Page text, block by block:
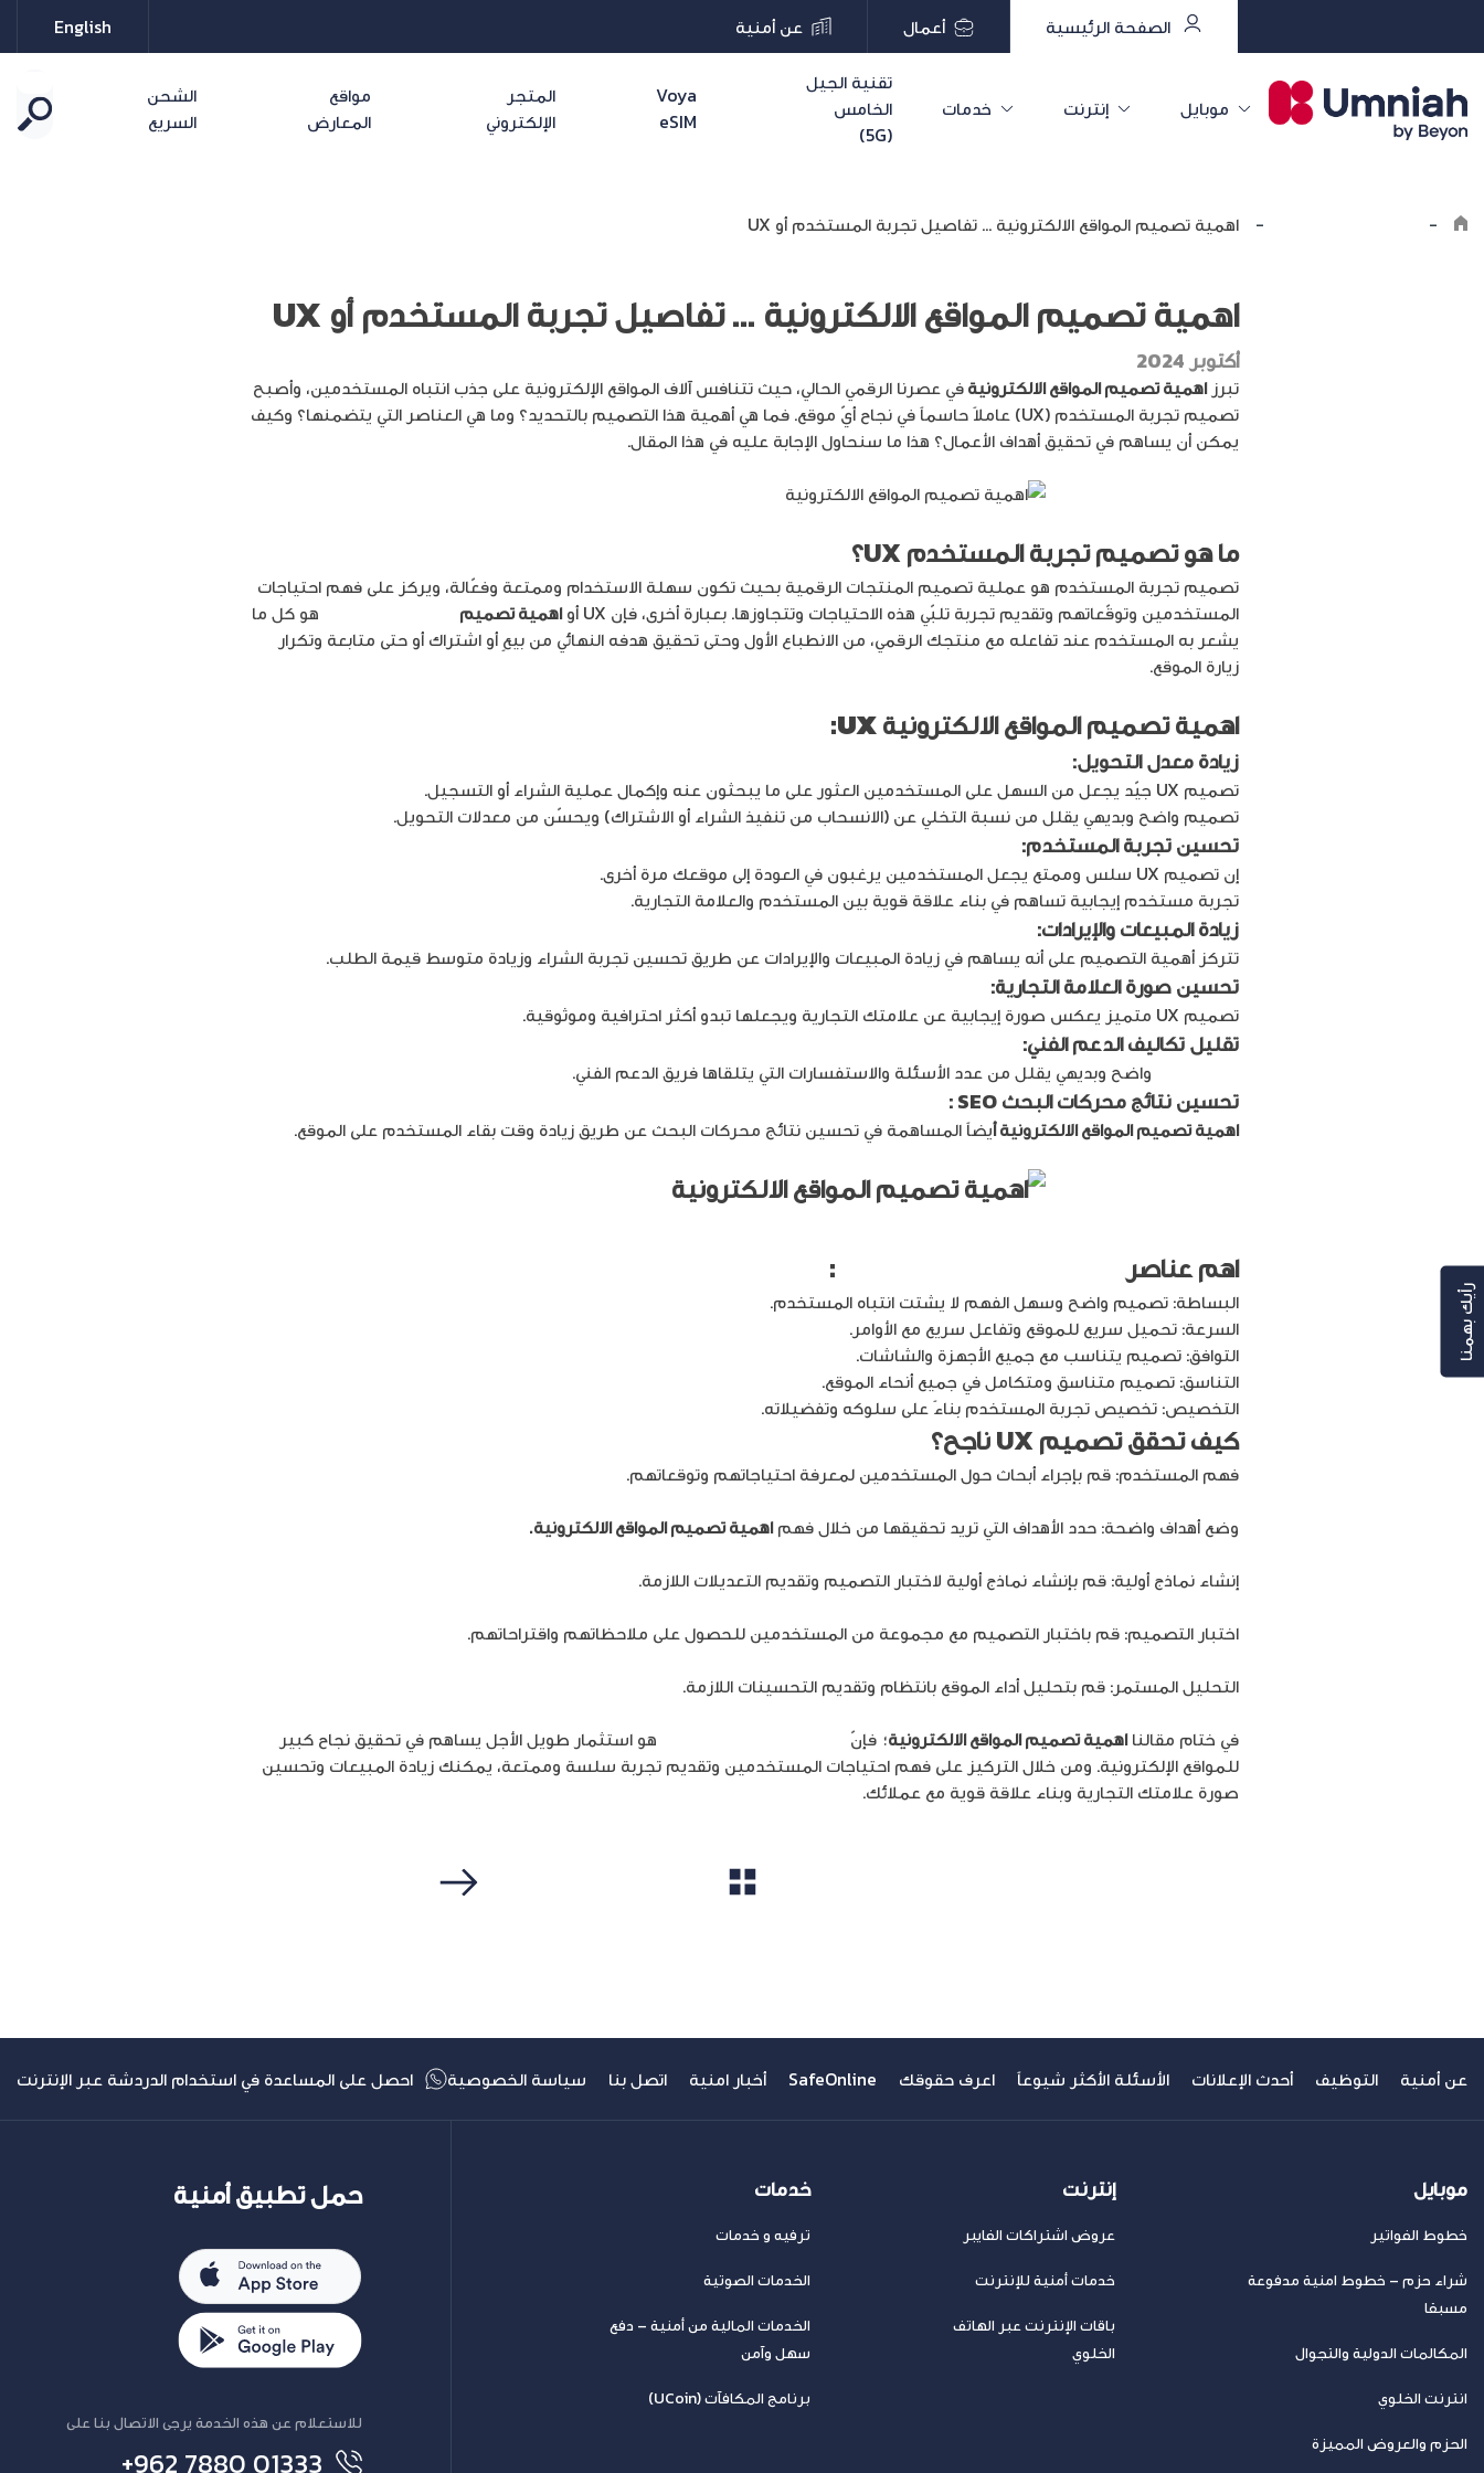
الصفحة الرئيسية أعمال عن أمنية English
موبايل إنترنت خدمات
تقنية الجيل
الخامس
(5G)
Voya
eSIM
المتجر
الإلكتروني
مواقع
المعارض
الشحن
السريع
-
- اهمية تصميم المواقع الالكترونية … تفاصيل تجربة المستخدم أو UX
اهمية تصميم المواقع الالكترونية … تفاصيل تجربة المستخدم أو UX
أكتوبر 2024
تبرزاهمية تصميم المواقع الالكترونيةفي عصرنا الرقمي الحالي، حيث تتنافس آلاف المواقع الإلكترونية على جذب انتباه المستخدمين، وأصبح
تصميم تجربة المستخدم (UX) عاملاً حاسماً في نجاح أيّ موقع. فما هي أهمية هذا التصميم بالتحديد؟ وما هي العناصر التي يتضمنها؟ وكيف
يمكن أن يساهم في تحقيق أهداف الأعمال؟ هذا ما سنحاول الإجابة عليه في هذا المقال.
ما هو تصميم تجربة المستخدم UX؟
تصميم تجربة المستخدم هو عملية تصميم المنتجات الرقمية بحيث تكون سهلة الاستخدام وممتعة وفعّالة، ويركز على فهم احتياجات
المستخدمين وتوقّعاتهم وتقديم تجربة تلبّي هذه الاحتياجات وتتجاوزها. بعبارة أخرى، فإن UX أو
اهمية تصميم
هو كل ما
يشعر به المستخدم عند تفاعله مع منتجك الرقمي، من الانطباع الأول وحتى تحقيق هدفه النهائي من بيعٍ أو اشتراك أو حتى متابعة وتكرار
زيارة الموقع.
اهمية تصميم المواقع الالكترونيةUX
:
زيادة معدل التحويل:
تصميم UX جيّد يجعل من السهل على المستخدمين العثور على ما يبحثون عنه وإكمال عملية الشراء أو التسجيل.
تصميم واضح وبديهي يقلل من نسبة التخلي عن (الانسحاب من تنفيذ الشراء أو الاشتراك) ويحسّن من معدلات التحويل.
تحسين تجربة المستخدم:
إن تصميم UX سلس وممتع يجعل المستخدمين يرغبون في العودة إلى موقعك مرة أخرى.
تجربة مستخدم إيجابية تساهم في بناء علاقة قوية بين المستخدم والعلامة التجارية.
زيادة المبيعات والإيرادات:
تتركز أهمية التصميم على أنه يساهم في زيادة المبيعات والإيرادات عن طريق تحسين تجربة الشراء وزيادة متوسط قيمة الطلب.
تحسين صورة العلامة التجارية:
تصميم UX متميز يعكس صورة إيجابية عن علامتك التجارية ويجعلها تبدو أكثر احترافية وموثوقية.
تقليل تكاليف الدعم الفني:
واضح وبديهي يقلل من عدد الأسئلة والاستفسارات التي يتلقاها فريق الدعم الفني.
تحسين نتائج محركات البحث SEO :
اهمية تصميم المواقع الالكترونية أيضاً المساهمة في تحسين نتائج محركات البحث عن طريق زيادة وقت بقاء المستخدم على الموقع.
اهم عناصر :
البساطة: تصميم واضح وسهل الفهم لا يشتت انتباه المستخدم.
السرعة: تحميل سريع للموقع وتفاعل سريع مع الأوامر.
التوافق: تصميم يتناسب مع جميع الأجهزة والشاشات.
التناسق: تصميم متناسق ومتكامل في جميع أنحاء الموقع.
التخصيص: تخصيص تجربة المستخدم بناءً على سلوكه وتفضيلاته.
كيف تحقق تصميم UX ناجح؟
فهم المستخدم: قم بإجراء أبحاث حول المستخدمين لمعرفة احتياجاتهم وتوقعاتهم.
وضع أهداف واضحة: حدد الأهداف التي تريد تحقيقها من خلال فهماهمية تصميم المواقع الالكترونية.
إنشاء نماذج أولية: قم بإنشاء نماذج أولية لاختبار التصميم وتقديم التعديلات اللازمة.
اختبار التصميم: قم باختبار التصميم مع مجموعة من المستخدمين للحصول على ملاحظاتهم واقتراحاتهم.
التحليل المستمر: قم بتحليل أداء الموقع بانتظام وتقديم التحسينات اللازمة.
في ختام مقالنااهمية تصميم المواقع الالكترونية؛ فإنّ
هو استثمار طويل الأجل يساهم في تحقيق نجاح كبير
للمواقع الإلكترونية. ومن خلال التركيز على فهم احتياجات المستخدمين وتقديم تجربة سلسة وممتعة، يمكنك زيادة المبيعات وتحسين
صورة علامتك التجارية وبناء علاقة قوية مع عملائك.
عن أمنية التوظيف أحدث الإعلانات الأسئلة الأكثر شيوعاً اعرف حقوقك SafeOnline أخبار امنية اتصل بنا سياسة الخصوصية احصل على المساعدة في استخدام الدردشة عبر الإنترنت
موبايل
خطوط الفواتير
شراء حزم – خطوط امنية مدفوعة
مسبقا
المكالمات الدولية والتجوال
انترنت الخلوي
الحزم والعروض المميزة
إنترنت
عروض اشتراكات الفايبر
خدمات أمنية للإنترنت
باقات الإنترنت عبر الهاتف
الخلوي
خدمات
ترفيه و خدمات
الخدمات الصوتية
الخدمات المالية من أمنية – دفع
سهل وآمن
برنامج المكافآت (UCoin)
حمل تطبيق أمنية
للاستعلام عن هذه الخدمة يرجى الاتصال بنا على
+962 7880 01333
رأيك بهمنا